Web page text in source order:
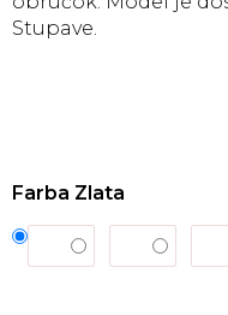
Farba Zlata
Stupave.